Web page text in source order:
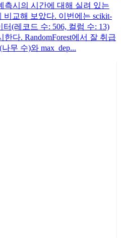
측시의 시간에 대해 실려 있는
교해 보았다. 이번에는 scikit-
(레코드 수: 506, 컬럼 수: 13)
다. RandomForest에서 잘 취급
무 수)와 max_dep...